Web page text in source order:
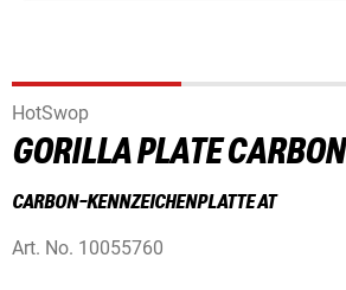
HotSwop
GORILLA PLATE CARBON
CARBON-KENNZEICHENPLATTE AT
Art. No. 10055760